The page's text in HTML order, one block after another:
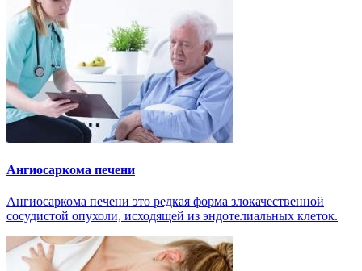
Ангиосаркома печени
Ангиосаркома печени это редкая форма злокачественной
сосудистой опухоли, исходящей из эндотелиальных клеток.